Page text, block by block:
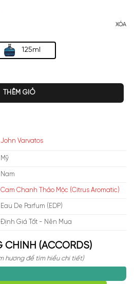
125ml
XÓA
số lượng
THÊM GIỎ
John Varvatos
Mỹ
Nam
Cam Chanh Thảo Mộc (Citrus Aromatic)
Eau De Parfum (EDP)
Định Giá Tốt - Nên Mua
CHÍNH (ACCORDS)
hương để tìm hiểu chi tiết)